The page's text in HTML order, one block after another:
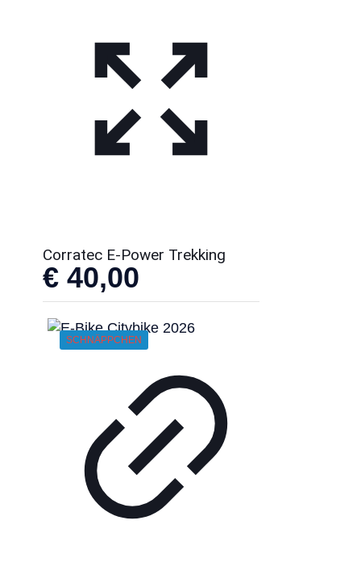
Corratec E-Power Trekking
€ 40,00
SCHNÄPPCHEN